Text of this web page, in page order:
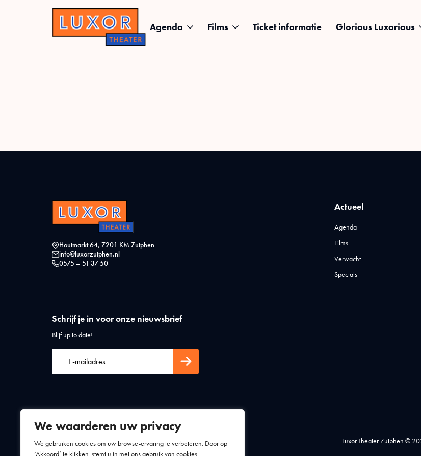
We waarderen uw privacy
We gebruiken cookies om uw browse-ervaring te verbeteren. Door op
‘Akkoord’ te klikken, stemt u in met ons gebruik van cookies.
Agenda Films Ticket informatie Glorious Luxorious
Houtmarkt 64, 7201 KM Zutphen
info@luxorzutphen.nl
0575 – 51 37 50
Actueel
Agenda
Films
Verwacht
Specials
Schrijf je in voor onze nieuwsbrief
Blijf up to date!
Algemene voorwaardenPrivacy statement Luxor Theater Zutphen ©